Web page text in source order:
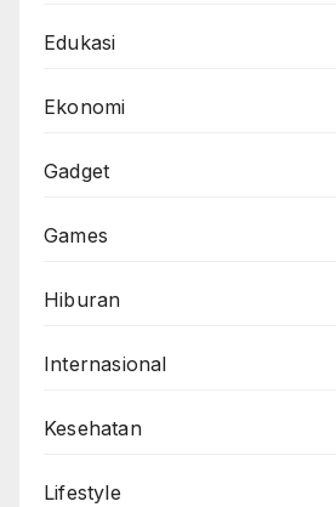
Edukasi
Ekonomi
Gadget
Games
Hiburan
Internasional
Kesehatan
Lifestyle